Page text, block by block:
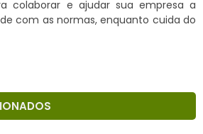
colaborar e ajudar sua empresa a
com as normas, enquanto cuida do